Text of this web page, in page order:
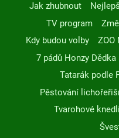
Jak zhubnout
TV program
Kdy budou volby
ZOO
7 pádů Honzy Dědka
Tatarák podle
Pěstování
Tvarohové